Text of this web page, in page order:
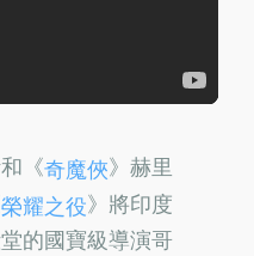
《奇魔俠》赫里
榮耀之役》將印度
的國寶級導演哥